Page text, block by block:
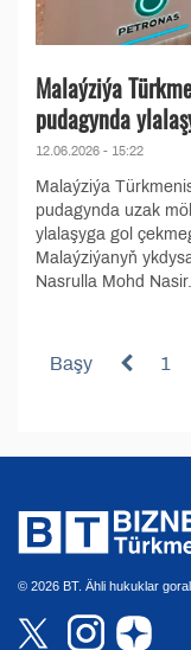
Malaýziýa
pudagynda
12.06.2026 - 15:22
Malaýziýa
pudagynda uzak
ylalaşyga gol
Malaýziýanyň
Nasrulla Mohd
Başy 1
© 2026 BT. Ähli hukuklar